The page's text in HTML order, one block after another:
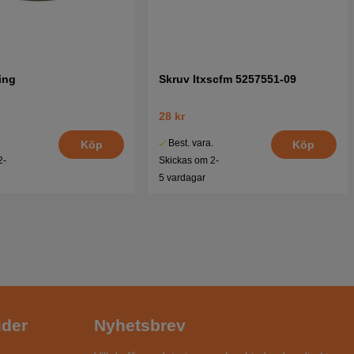
Köp
Skruv Itxscfm 5257551-09
28 kr
Best. vara.
Skickas om 2-
5 vardagar
Köp
Nyhetsbrev